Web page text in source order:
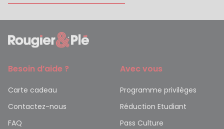
Besoin d’aide ?
Carte cadeau
Contactez-nous
FAQ
Avec vous
Programme privilèges
Réduction Etudiant
Pass Culture